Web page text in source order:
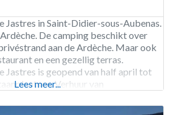
Jastres in Saint-Didier-sous-Aubenas.
De camping beschikt over
aan de Ardèche. Maar ook
en een gezellig terras.
Jastres is geopend van half april tot
Verhuur van
Lees meer...